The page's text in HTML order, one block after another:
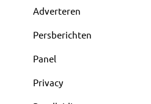
Adverteren
Persberichten
Panel
Privacy